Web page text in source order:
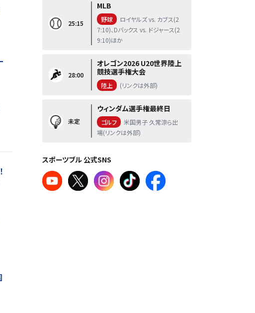
25:15
MLB
野球
ロイヤルズ vs. カブス(2
7:10)、Dバックス vs. ドジャース(2
9:10)ほか
28:00
オレゴン2026 U20世界陸上
競技選手権大会
陸上 (リンクは外部)
未定
ウィンダム選手権最終日
ゴルフ
米国男子 久常涼ら出
場(リンクは外部)
スポーツブル 公式SNS